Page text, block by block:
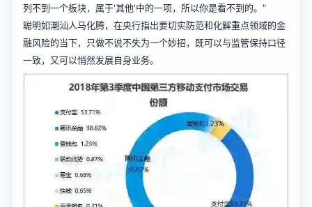
列不到一个板块，属于'其他'中的一项，所以你是看不到的。"
聪明如潮汕人马化腾，在央行指出要切实防范和化解重点领域的金
融风险的当下，只做不说不失为一个妙招，既可以与监管保持口径
一致，又可以悄然发展自身业务。